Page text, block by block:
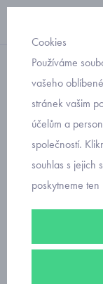
s krátkým
dětské
Cookies
Používáme
vašeho
stránek vašim
účelům a
společností.
souhlas s jejich
poskytneme